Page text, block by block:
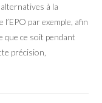
à la
par exemple, afin
que ce soit pendant
précision,